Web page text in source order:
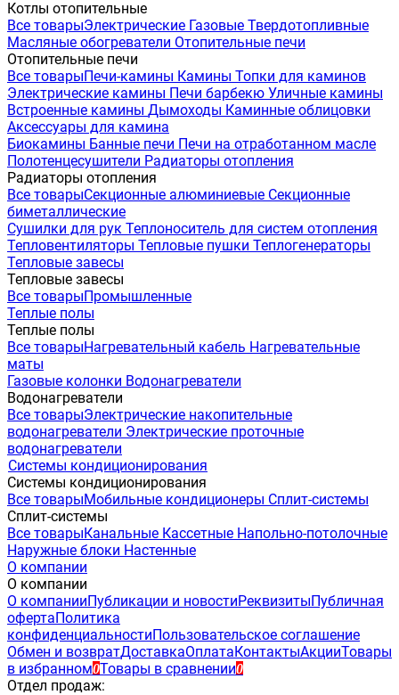
Котлы отопительные
Все товарыЭлектрические Газовые Твердотопливные
Масляные обогреватели Отопительные печи
Отопительные печи
Все товарыПечи-камины Камины Топки для каминов
Электрические камины Печи барбекю Уличные камины
Встроенные камины Дымоходы Каминные облицовки
Аксессуары для камина
Биокамины Банные печи Печи на отработанном масле
Полотенцесушители Радиаторы отопления
Радиаторы отопления
Все товарыСекционные алюминиевые Секционные
биметаллические
Сушилки для рук Теплоноситель для систем отопления
Тепловентиляторы Тепловые пушки Теплогенераторы
Тепловые завесы
Тепловые завесы
Все товарыПромышленные
Теплые полы
Теплые полы
Все товарыНагревательный кабель Нагревательные
маты
Газовые колонки Водонагреватели
Водонагреватели
Все товарыЭлектрические накопительные
водонагреватели Электрические проточные
водонагреватели
Системы кондиционирования
Системы кондиционирования
Все товарыМобильные кондиционеры Сплит-системы
Сплит-системы
Все товарыКанальные Кассетные Напольно-потолочные
Наружные блоки Настенные
О компании
О компании
О компанииПубликации и новостиРеквизитыПубличная
офертаПолитика
конфиденциальностиПользовательское соглашение
Обмен и возвратДоставкаОплатаКонтактыАкцииТовары
в избранном0Товары в сравнении0
Отдел продаж: